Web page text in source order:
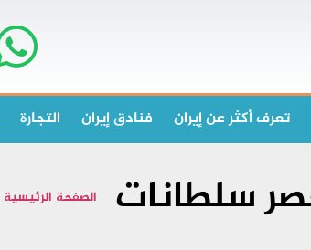
تعرف أكثر عن إيران فنادق إيران التجارة
سلطانات الصفحة الرئيسية